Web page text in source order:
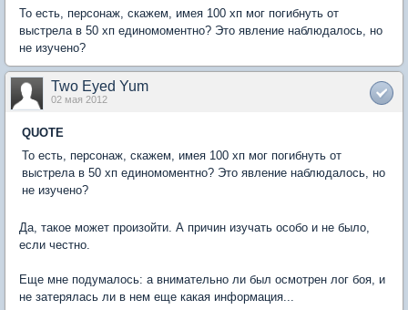
То есть, персонаж, скажем, имея 100 хп мог погибнуть от
выстрела в 50 хп единомоментно? Это явление наблюдалось, но
не изучено?
Two Eyed Yum
02 мая 2012
QUOTE
То есть, персонаж, скажем, имея 100 хп мог погибнуть от
выстрела в 50 хп единомоментно? Это явление наблюдалось, но
не изучено?
Да, такое может произойти. А причин изучать особо и не было,
если честно.
Еще мне подумалось: а внимательно ли был осмотрен лог боя, и
не затерялась ли в нем еще какая информация...